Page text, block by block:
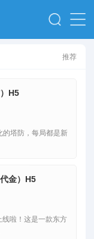
推荐
H5
的塔防，每局都是新
金）H5
啦！这是一款东方